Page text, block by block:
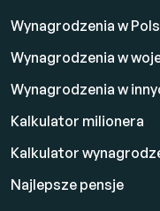
Wynagrodzenia w
Wynagrodzenia w
Wynagrodzenia w
Kalkulator milionera
Kalkulator
Najlepsze pensje